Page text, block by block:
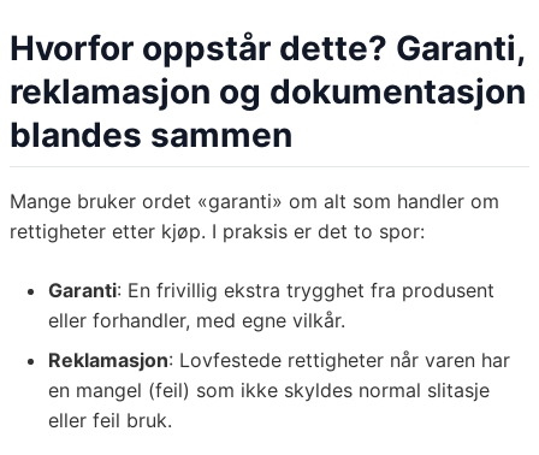
Hvorfor oppstår dette? Garanti,
reklamasjon og dokumentasjon
blandes sammen
Mange bruker ordet «garanti» om alt som handler om
rettigheter etter kjøp. I praksis er det to spor:
Garanti: En frivillig ekstra trygghet fra produsent
eller forhandler, med egne vilkår.
Reklamasjon: Lovfestede rettigheter når varen har
en mangel (feil) som ikke skyldes normal slitasje
eller feil bruk.